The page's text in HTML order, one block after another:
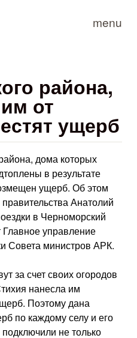
menu
района,
от
ущерб
дома которых
в результате
ущерб. Об этом
Анатолий
в Черноморский
Главное управление
Совета министров АРК.
за счет своих огородов
нанесла им
Поэтому дана
по каждому селу и его
не только